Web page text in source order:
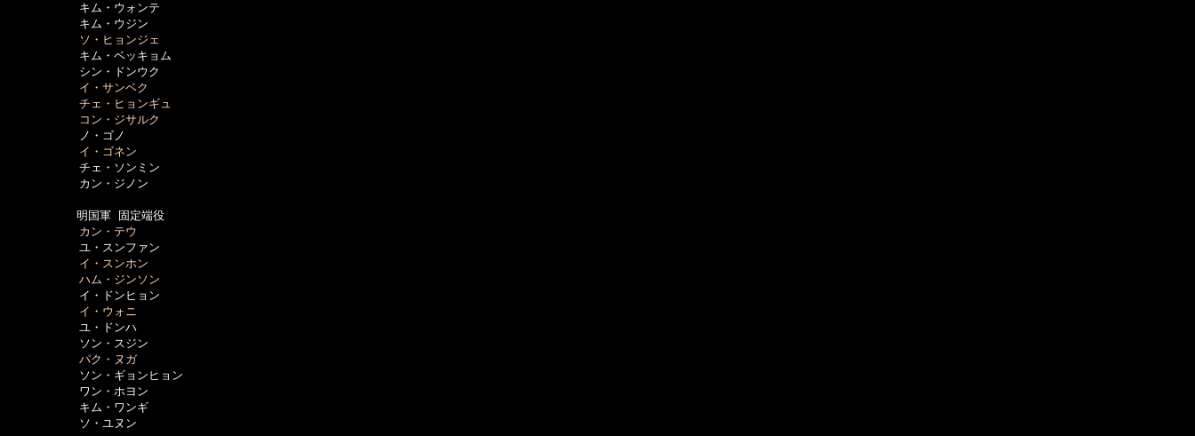
  　　　　　キム・ウォンテ
  　　　　　キム・ウジン
ソ・ヒョンジェ
  　　　　　キム・ベッキョム
  　　　　　シン・ドンウク
イ・サンベク
チェ・ヒョンギュ
コン・ジサルク
  　　　　　ノ・ゴノ
イ・ゴネン
  　　　　　チェ・ソンミン
  　　　　　カン・ジノン
明国軍 固定端役
カン・テウ
  　　　　　ユ・スンファン
イ・スンホン
ハム・ジンソン
  　　　　　イ・ドンヒョン
イ・ウォニ
  　　　　　ユ・ドンハ
  　　　　　ソン・スジン
パク・ヌガ
  　　　　　ソン・ギョンヒョン
  　　　　　ワン・ホヨン
  　　　　　キム・ワンギ
  　　　　　ソ・ユヌン